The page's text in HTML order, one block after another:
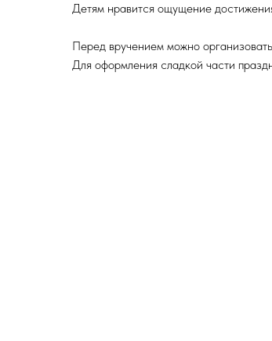
Детям нравится ощущение
Перед вручением можно
Для оформления сладкой части